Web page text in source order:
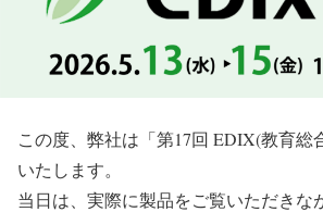
この度、弊社は「第17回 EDIX(教育総
いたします。
当日は、実際に製品をご覧いただきな